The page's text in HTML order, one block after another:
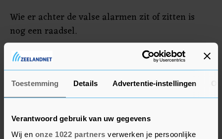
Toestemming Details Advertentie-instellingen
Verantwoord gebruik van uw gegevens
Wij en onze 1022 partners verwerken je persoonlijke
Wie er achter de valse alarmen zit of zitten is
nog een raadsel.